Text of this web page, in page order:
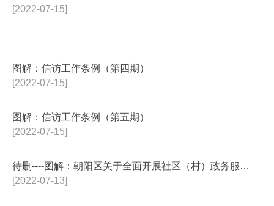
[2022-07-15]
[2022-07-15]
图解：信访工作条例（第四期）
[2022-07-15]
图解：信访工作条例（第五期）
[2022-07-13]
待删----图解：朝阳区关于全面开展社区（村）政务服务规范化建设的工作方案